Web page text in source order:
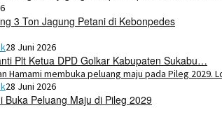
3 Ton Jagung Petani di Kebonpedes
28 Juni 2026
Plt Ketua DPD Golkar Kabupaten Sukabu…
28 Juni 2026
Peluang Maju di Pileg 2029